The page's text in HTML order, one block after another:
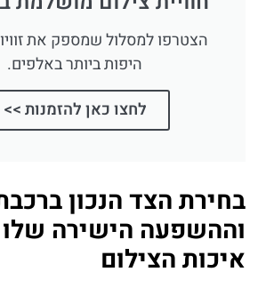
הצטרפו למסלול שמספק את
היפות ביותר באלפים.
לחצו כאן להזמנות >>
בחירת הצד הנכון
וההשפעה הישירה
איכות הצילום